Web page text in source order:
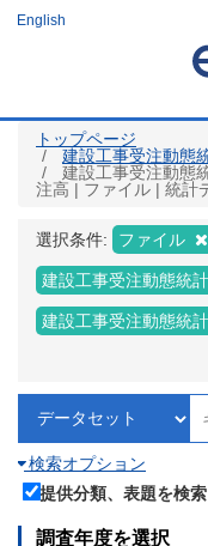
ツ
English
トップページ
建設工事受注動態
建設工事受注動態
注高 | ファイル | 統計
選択条件: ファイル
建設工事受注動態統
建設工事受注動態統
検索オプション
提供分類、表題を検索
調査年度を選択